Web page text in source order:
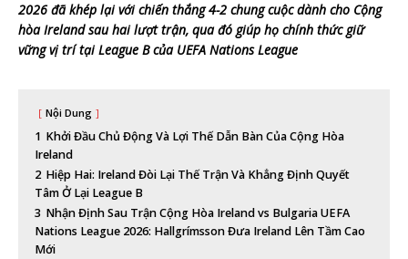
2026 đã khép lại với chiến thắng 4-2 chung cuộc dành cho Cộng
hòa Ireland sau hai lượt trận, qua đó giúp họ chính thức giữ
vững vị trí tại League B của UEFA Nations League
Nội Dung
1 Khởi Đầu Chủ Động Và Lợi Thế Dẫn Bàn Của Cộng Hòa
Ireland
2 Hiệp Hai: Ireland Đòi Lại Thế Trận Và Khẳng Định Quyết
Tâm Ở Lại League B
3 Nhận Định Sau Trận Cộng Hòa Ireland vs Bulgaria UEFA
Nations League 2026: Hallgrímsson Đưa Ireland Lên Tầm Cao
Mới